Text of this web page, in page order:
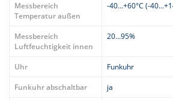
Messbereich
Temperatur außen
-40...+60°C (-
Messbereich
Luftfeuchtigkeit innen
20…95%
Uhr
Funkuhr
Funkuhr abschaltbar
ja